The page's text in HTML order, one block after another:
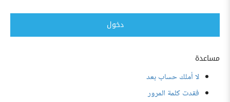
دخول
مساعدة
لا أملك حساب بعد
فقدت كلمة المرور